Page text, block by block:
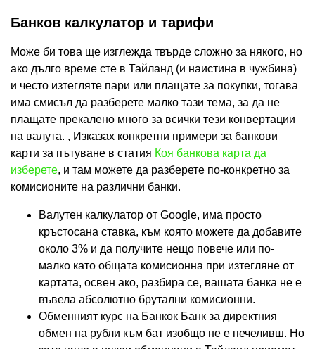
Банков калкулатор и тарифи
Може би това ще изглежда твърде сложно за някого, но
ако дълго време сте в Тайланд (и наистина в чужбина)
и често изтегляте пари или плащате за покупки, тогава
има смисъл да разберете малко тази тема, за да не
плащате прекалено много за всички тези конвертации
на валута. , Изказах конкретни примери за банкови
карти за пътуване в статия Коя банкова карта да
изберете, и там можете да разберете по-конкретно за
комисионите на различни банки.
Валутен калкулатор от Google, има просто
кръстосана ставка, към която можете да добавите
около 3% и да получите нещо повече или по-
малко като общата комисионна при изтегляне от
картата, освен ако, разбира се, вашата банка не е
въвела абсолютно брутални комисионни.
Обменният курс на Банкок Банк за директния
обмен на рубли към бат изобщо не е печеливш. Но